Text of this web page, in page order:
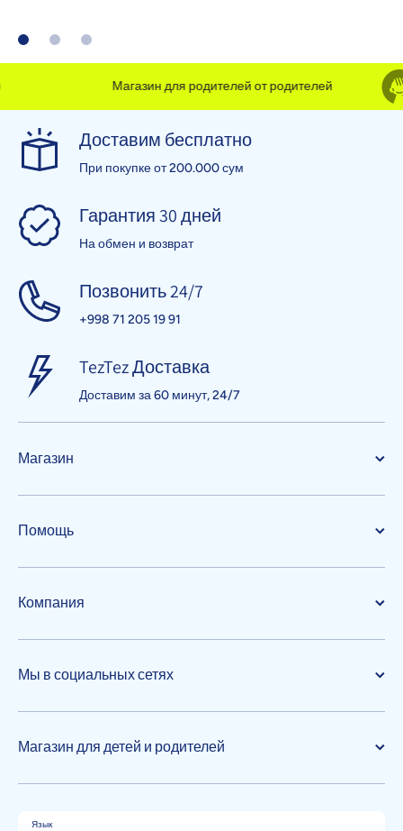
Магазин для родителей от родителей
Доставим бесплатно
При покупке от 200.000 сум
Гарантия 30 дней
На обмен и возврат
Позвонить 24/7
+998 71 205 19 91
TezTez Доставка
Доставим за 60 минут, 24/7
Магазин
Помощь
Компания
Мы в социальных сетях
Магазин для детей и родителей
Язык